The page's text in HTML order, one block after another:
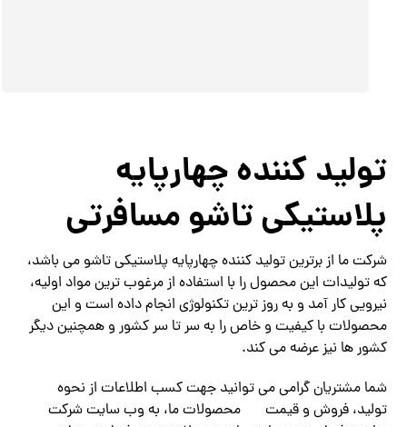
تولید کننده چهارپایه
پلاستیکی تاشو مسافرتی
شرکت ما از برترین تولید کننده چهارپایه پلاستیکی تاشو می باشد،
که تولیدات این محصول را با استفاده از مرغوب ترین مواد اولیه،
نیرویی کار آمد و به روز ترین تکنولوژی انجام داده است و این
محصولات با کیفیت و خاص را به سر تا سر کشور و همچنین دیگر
کشور ها نیز عرضه می کند.
شما مشتریان گرامی می توانید جهت کسب اطلاعات از نحوه
تولید، فروش و قیمت
محصولات ما، به وب سایت شرکت